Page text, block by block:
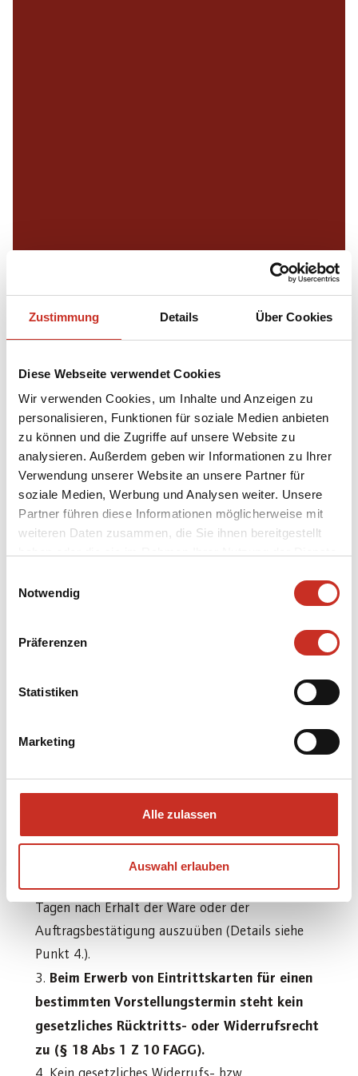
Zustimmung Details Über Cookies
Diese Webseite verwendet Cookies
Wir verwenden Cookies, um Inhalte und Anzeigen zu
personalisieren, Funktionen für soziale Medien anbieten
zu können und die Zugriffe auf unsere Website zu
analysieren. Außerdem geben wir Informationen zu Ihrer
Verwendung unserer Website an unsere Partner für
soziale Medien, Werbung und Analysen weiter. Unsere
Partner führen diese Informationen möglicherweise mit
weiteren Daten zusammen, die Sie ihnen bereitgestellt
Notwendig
Präferenzen
Statistiken
Marketing
Alle zulassen
Auswahl erlauben
STORNOBEDI
NGUNGEN
Der Kunde ist, soweit er Konsument im Sinne
gemäß § 3 KSchG und § 11 Abs 1 FAGG gesetzlich
Geschäftsräumlichkeiten des Veranstalters
widerrufen bzw. (nach erfolgter Annahme durch
den Veranstalter) von dem Vertrag zu den
Bedingungen der nachstehenden
Widerrufserklärung zurückzutreten.
Tagen nach Erhalt der Ware oder der
Auftragsbestätigung auszuüben (Details siehe
Punkt 4.).
Beim Erwerb von Eintrittskarten für einen
bestimmten Vorstellungstermin steht kein
gesetzliches Rücktritts- oder Widerrufsrecht
zu (§ 18 Abs 1 Z 10 FAGG).
Kein gesetzliches Widerrufs- bzw.